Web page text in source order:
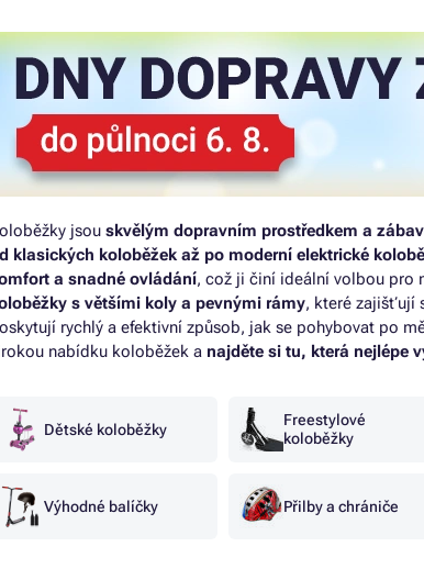
jsou skvělým dopravním prostředkem a
klasických koloběžek až po moderní elektrické
a snadné ovládání, což ji činí ideální volbou pro
s většími koly a pevnými rámy, které zajišťují
rychlý a efektivní způsob, jak se pohybovat po
nabídku koloběžek a najděte si tu, která nejlépe
Dětské koloběžky
Freestylové
koloběžky
Výhodné balíčky Přilby a chrániče